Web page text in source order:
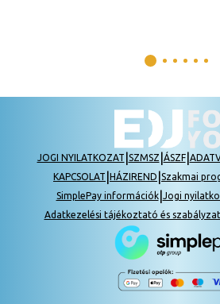
JOGI NYILATKOZAT SZMSZ ÁSZF|
KAPCSOLAT HÁZIREND Szakmai
SimplePay információk| Jogi
Adatkezelési tájékoztató és szabályzat